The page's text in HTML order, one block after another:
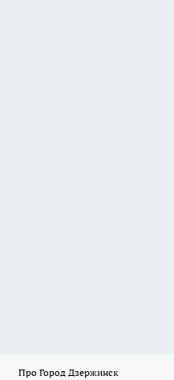
Про Город Дзержинск